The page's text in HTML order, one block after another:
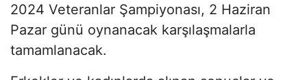
2024 Veteranlar Şampiyonası, 2 Haziran
Pazar günü oynanacak karşılaşmalarla
tamamlanacak.